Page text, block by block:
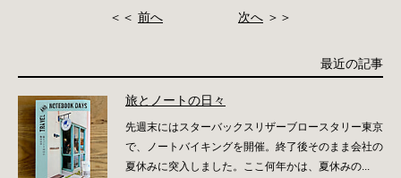
＜＜ 前へ 次へ ＞＞
最近の記事
旅とノートの日々
先週末にはスターバックスリザーブロースタリー東京
で、ノートバイキングを開催。終了後そのまま会社の
夏休みに突入しました。ここ何年かは、夏休みの...